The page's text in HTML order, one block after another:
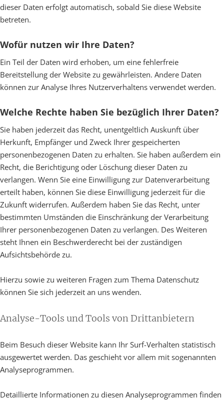
dieser Daten erfolgt automatisch, sobald Sie diese Website
betreten.
Wofür nutzen wir Ihre Daten?
Ein Teil der Daten wird erhoben, um eine fehlerfreie
Bereitstellung der Website zu gewährleisten. Andere Daten
können zur Analyse Ihres Nutzerverhaltens verwendet werden.
Welche Rechte haben Sie bezüglich Ihrer Daten?
Sie haben jederzeit das Recht, unentgeltlich Auskunft über
Herkunft, Empfänger und Zweck Ihrer gespeicherten
personenbezogenen Daten zu erhalten. Sie haben außerdem ein
Recht, die Berichtigung oder Löschung dieser Daten zu
verlangen. Wenn Sie eine Einwilligung zur Datenverarbeitung
erteilt haben, können Sie diese Einwilligung jederzeit für die
Zukunft widerrufen. Außerdem haben Sie das Recht, unter
bestimmten Umständen die Einschränkung der Verarbeitung
Ihrer personenbezogenen Daten zu verlangen. Des Weiteren
steht Ihnen ein Beschwerderecht bei der zuständigen
Aufsichtsbehörde zu.
Hierzu sowie zu weiteren Fragen zum Thema Datenschutz
können Sie sich jederzeit an uns wenden.
Analyse-Tools und Tools von Dritt­anbietern
Beim Besuch dieser Website kann Ihr Surf-Verhalten statistisch
ausgewertet werden. Das geschieht vor allem mit sogenannten
Analyseprogrammen.
Detaillierte Informationen zu diesen Analyseprogrammen finden